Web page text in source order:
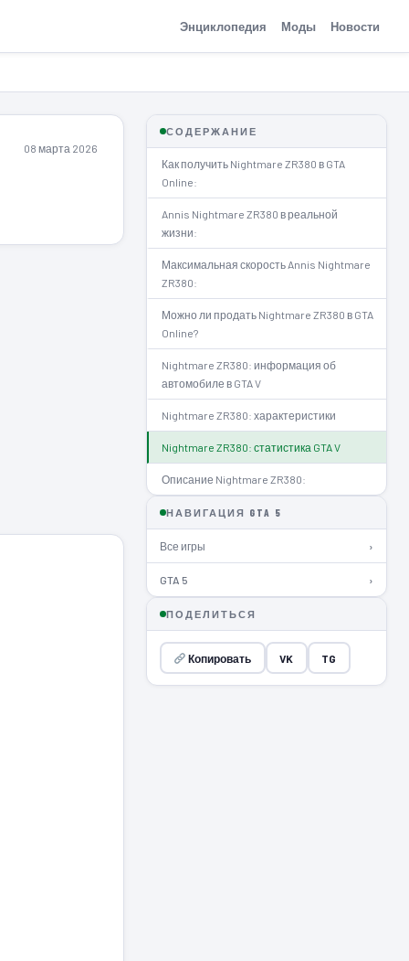
Энциклопедия Моды Новости
08 марта 2026
СОДЕРЖАНИЕ
Как получить Nightmare ZR380 в GTA
Online:
Annis Nightmare ZR380 в реальной
жизни:
Максимальная скорость Annis Nightmare
ZR380:
Можно ли продать Nightmare ZR380 в GTA
Online?
Nightmare ZR380: информация об
автомобиле в GTA V
Nightmare ZR380: характеристики
Nightmare ZR380: статистика GTA V
Описание Nightmare ZR380:
НАВИГАЦИЯ GTA 5
Все игры ›
GTA 5 ›
ПОДЕЛИТЬСЯ
Копировать VK TG